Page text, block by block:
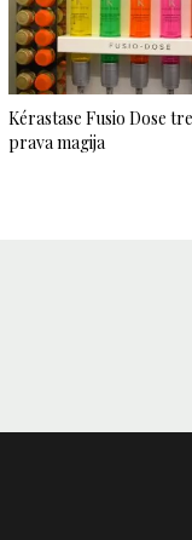
Kérastase Fusio Dose
prava magija